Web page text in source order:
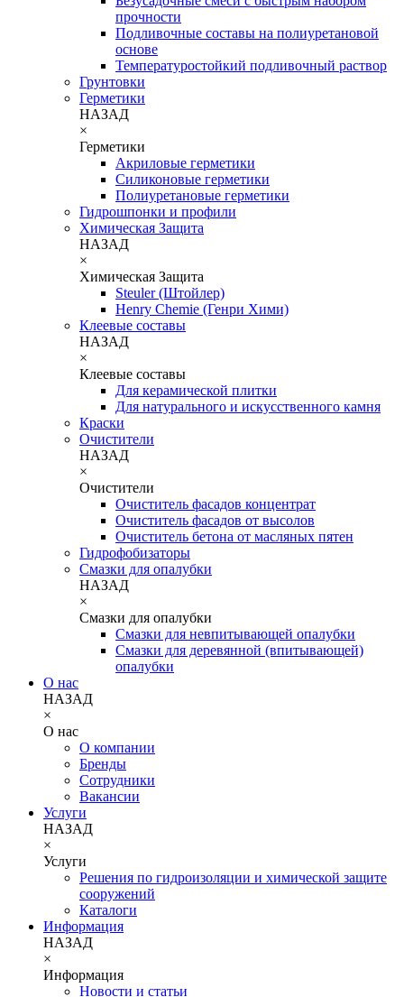
прочности
Подливочные составы на полиуретановой
основе
Температуростойкий подливочный раствор
Грунтовки
Герметики
НАЗАД
×
Герметики
Акриловые герметики
Силиконовые герметики
Полиуретановые герметики
Гидрошпонки и профили
Химическая Защита
НАЗАД
×
Химическая Защита
Steuler (Штойлер)
Henry Chemie (Генри Хими)
Клеевые составы
НАЗАД
×
Клеевые составы
Для керамической плитки
Для натурального и искусственного камня
Краски
Очистители
НАЗАД
×
Очистители
Очиститель фасадов концентрат
Очиститель фасадов от высолов
Очиститель бетона от масляных пятен
Гидрофобизаторы
Смазки для опалубки
НАЗАД
×
Смазки для опалубки
Смазки для невпитывающей опалубки
Смазки для деревянной (впитывающей)
опалубки
О нас
НАЗАД
×
О нас
О компании
Бренды
Сотрудники
Вакансии
Услуги
НАЗАД
×
Услуги
Решения по гидроизоляции и химической защите
сооружений
Каталоги
Информация
НАЗАД
×
Информация
Новости и статьи